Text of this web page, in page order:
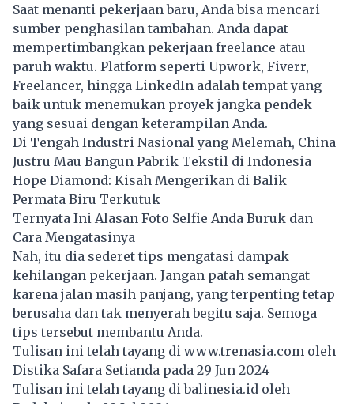
Saat menanti pekerjaan baru, Anda bisa mencari
sumber penghasilan tambahan. Anda dapat
mempertimbangkan pekerjaan freelance atau
paruh waktu. Platform seperti Upwork, Fiverr,
Freelancer, hingga LinkedIn adalah tempat yang
baik untuk menemukan proyek jangka pendek
yang sesuai dengan keterampilan Anda.
Di Tengah Industri Nasional yang Melemah, China
Justru Mau Bangun Pabrik Tekstil di Indonesia
Hope Diamond: Kisah Mengerikan di Balik
Permata Biru Terkutuk
Ternyata Ini Alasan Foto Selfie Anda Buruk dan
Cara Mengatasinya
Nah, itu dia sederet tips mengatasi dampak
kehilangan pekerjaan. Jangan patah semangat
karena jalan masih panjang, yang terpenting tetap
berusaha dan tak menyerah begitu saja. Semoga
tips tersebut membantu Anda.
Tulisan ini telah tayang di www.trenasia.com oleh
Distika Safara Setianda pada 29 Jun 2024
Tulisan ini telah tayang dibalinesia.id oleh